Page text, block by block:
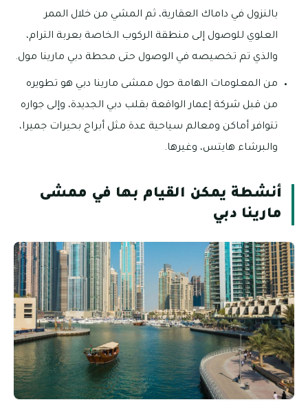
بالنزول في داماك العقارية، ثم المشي من خلال الممر
العلوي للوصول إلى منطقة الركوب الخاصة بعربة الترام،
والذي تم تخصيصه في الوصول حتى محطة دبي مارينا مول.
من المعلومات الهامة حول ممشى مارينا دبي هو تطويره
من قبل شركة إعمار الواقعة بقلب دبي الجديدة، وإلى جواره
تتوافر أماكن ومعالم سياحية عدة مثل أبراج بحيرات جميرا،
والبرشاء هايتس، وغيرها.
أنشطة يمكن القيام بها في ممشى
مارينا دبي